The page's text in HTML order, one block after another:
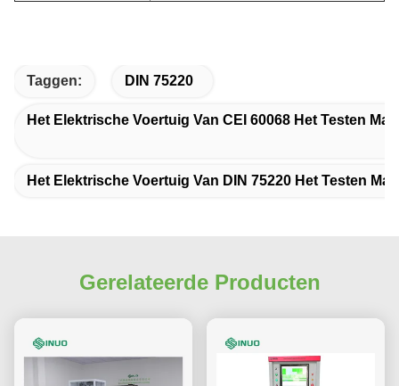
Taggen: DIN 75220
Het Elektrische Voertuig Van CEI 60068 Het Testen
Het Elektrische Voertuig Van DIN 75220 Het Testen
Gerelateerde Producten